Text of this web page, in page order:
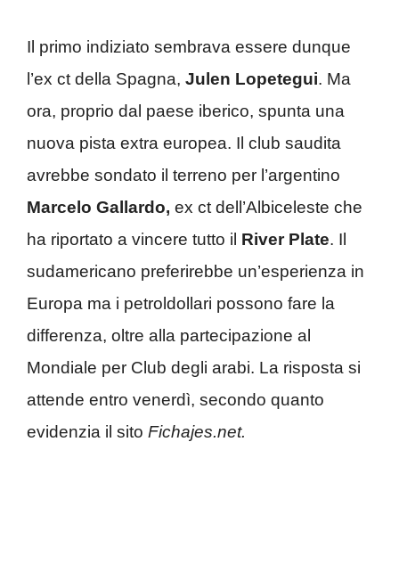
Il primo indiziato sembrava essere dunque
l’ex ct della Spagna, Julen Lopetegui. Ma
ora, proprio dal paese iberico, spunta una
nuova pista extra europea. Il club saudita
avrebbe sondato il terreno per l’argentino
Marcelo Gallardo, ex ct dell’Albiceleste che
ha riportato a vincere tutto il River Plate. Il
sudamericano preferirebbe un’esperienza in
Europa ma i petroldollari possono fare la
differenza, oltre alla partecipazione al
Mondiale per Club degli arabi. La risposta si
attende entro venerdì, secondo quanto
evidenzia il sito Fichajes.net.